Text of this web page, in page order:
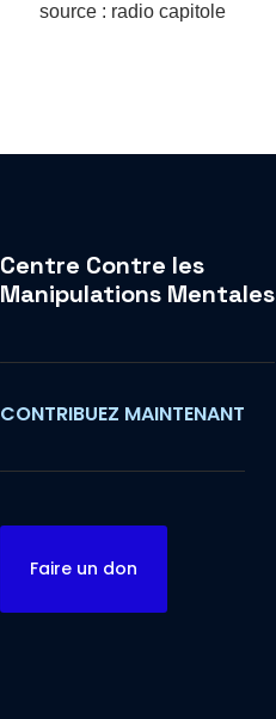
source : radio capitole
Centre Contre les
Manipulations Mentales
CONTRIBUEZ MAINTENANT
Faire un don